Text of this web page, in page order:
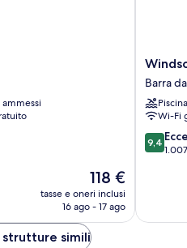
Il
prezzo
attuale
118 €
118 €
tasse e oneri inclusi
16 ago - 17 ago
Windsor
Tower
Hotel
Barra
da
Tijuca
Barra
Piscina
Wi-Fi
9.4
su
9,4
simili